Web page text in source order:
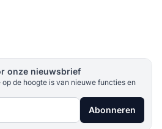
onze nieuwsbrief
op de hoogte is van nieuwe functies en
Abonneren